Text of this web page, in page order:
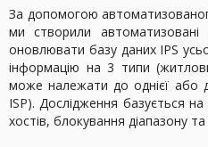
За допомогою
ми створили
оновлювати базу даних IPS
інформацію на 3 типи
може належати до однієї або
ISP). Дослідження базується
хостів, блокування діапазону та